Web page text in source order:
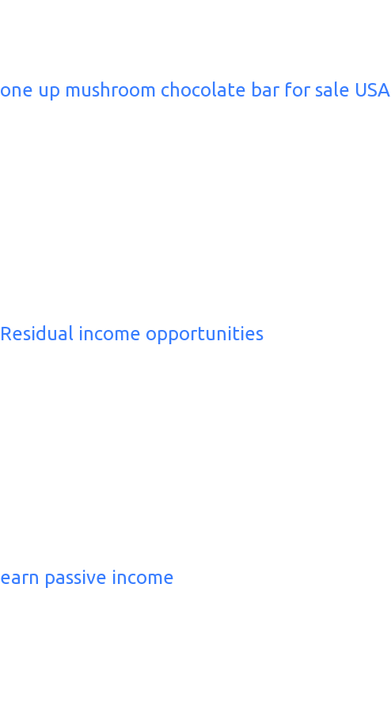
one up mushroom chocolate bar for sale USA
Residual income opportunities
earn passive income